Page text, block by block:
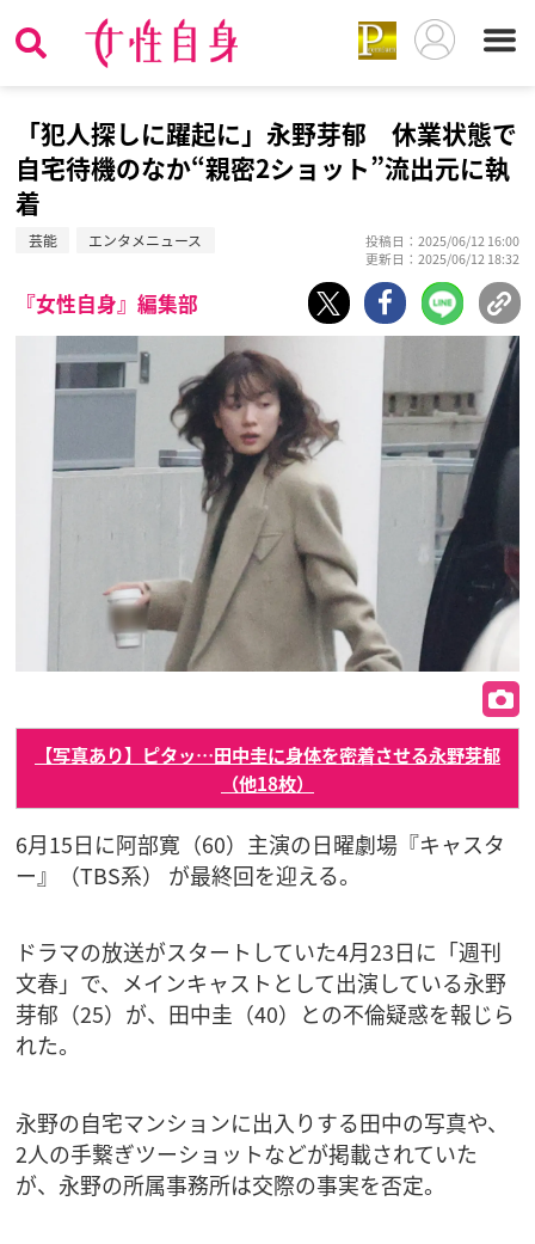
「犯人探しに躍起に」永野芽郁 休業状態で
自宅待機のなか“親密2ショット”流出元に執
着
芸能 エンタメニュース
投稿日：2025/06/12 16:00
更新日：2025/06/12 18:32
『女性自身』編集部
【写真あり】ピタッ…田中圭に身体を密着させる永野芽郁
（他18枚）
6月15日に阿部寛（60）主演の日曜劇場『キャスタ
ー』（TBS系） が最終回を迎える。
ドラマの放送がスタートしていた4月23日に「週刊
文春」で、メインキャストとして出演している永野
芽郁（25）が、田中圭（40）との不倫疑惑を報じら
れた。
永野の自宅マンションに出入りする田中の写真や、
2人の手繋ぎツーショットなどが掲載されていた
が、永野の所属事務所は交際の事実を否定。